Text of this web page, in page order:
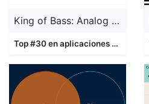
King of Bass: Analog + Sub 808
Top #30 en aplicaciones
Música